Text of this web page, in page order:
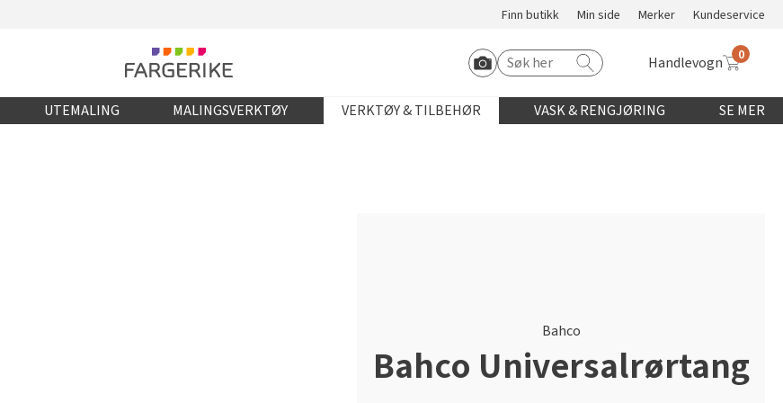
Finn butikk Min side Merker Kundeservice
Start Roomvo
Søk etter: Handlevogn 0
UTEMALING MALINGSVERKTØY VERKTØY & TILBEHØR VASK & RENGJØRING SE MER
Bahco
Bahco Universalrørtang